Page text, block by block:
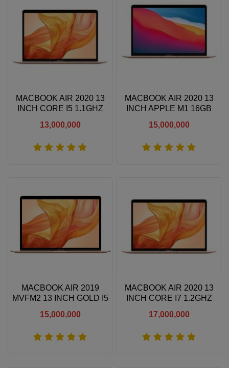
MACBOOK AIR 2020 13
INCH CORE I5 1.1GHZ
13,000,000
MACBOOK AIR 2019
MVFM2 13 INCH GOLD I5
15,000,000
MACBOOK AIR 2020 13
INCH APPLE M1 16GB
15,000,000
MACBOOK AIR 2020 13
INCH CORE I7 1.2GHZ
17,000,000